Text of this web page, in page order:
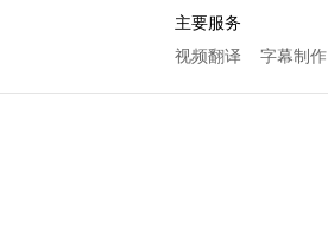
主要服务
视频翻译
字幕制作